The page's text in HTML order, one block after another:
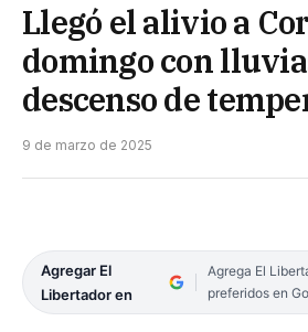
Llegó el alivio a
domingo con
descenso de
9 de marzo de 2025
Agregar El
Libertador en
Agrega El
preferidos en